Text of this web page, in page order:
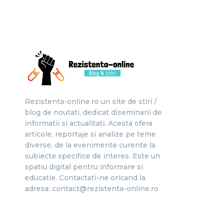
Rezistenta-online.ro un site de stiri /
blog de noutati, dedicat diseminarii de
informatii si actualitati. Acesta ofera
articole, reportaje si analize pe teme
diverse, de la evenimente curente la
subiecte specifice de interes. Este un
spatiu digital pentru informare si
educatie. Contactati-ne oricand la
adresa: contact@rezistenta-online.ro